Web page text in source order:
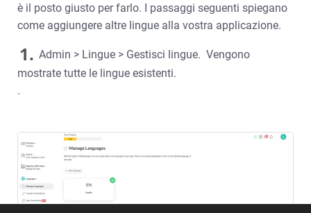
è il posto giusto per farlo. I passaggi seguenti spiegano
come aggiungere altre lingue alla vostra applicazione.
1. Admin > Lingue > Gestisci lingue. Vengono
mostrate tutte le lingue esistenti.
.